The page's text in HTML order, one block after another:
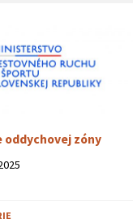
oddychovej zóny